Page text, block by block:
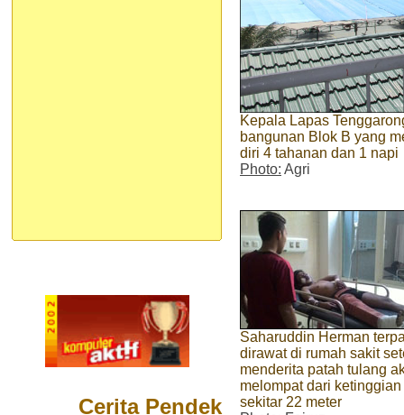
Cerita Pendek
Kepala Lapas
bangunan Blok B yang
diri 4 tahanan dan 1 napi
Photo: Agri
Saharuddin Herman
dirawat di rumah sakit
menderita patah tulang
melompat dari ketinggian
sekitar 22 meter